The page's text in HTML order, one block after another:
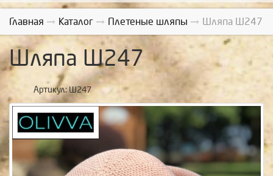
Главная Каталог Плетеные шляпы Шляпа Ш247
Шляпа Ш247
Артикул:Ш247